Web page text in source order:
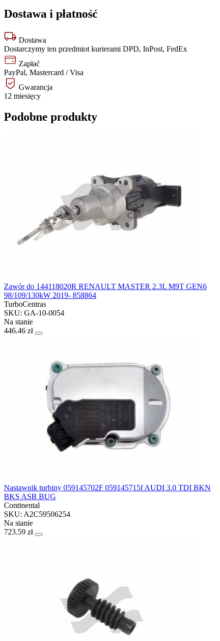
Dostawa i płatność
Dostawa
Dostarczymy ten przedmiot kurierami DPD, InPost, FedEx
Zapłać
PayPal, Mastercard / Visa
Gwarancja
12 miesięcy
Podobne produkty
Zawór do 144118020R RENAULT MASTER 2.3L M9T GEN6
98/109/130kW 2019- 858864
TurboCentras
SKU: GA-10-0054
Na stanie
446.46 zł
Nastawnik turbiny 059145702F 059145715f AUDI 3.0 TDI BKN
BKS ASB BUG
Continental
SKU: A2C59506254
Na stanie
723.59 zł